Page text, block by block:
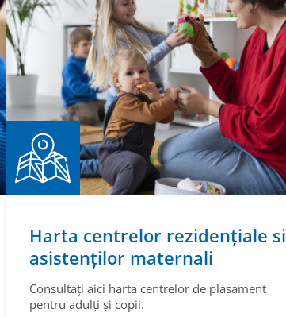
Harta centrelor rezidențiale si
asistenților maternali
Consultați aici harta centrelor de plasament
pentru adulți și copii.